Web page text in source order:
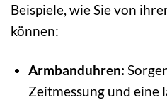
Beispiele, wie Sie von
können:
Armbanduhren:
Zeitmessung und eine